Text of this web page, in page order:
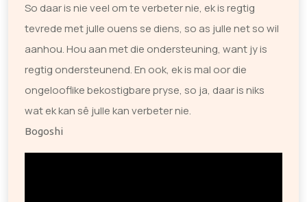
So daar is nie veel om te verbeter nie, ek is regtig
tevrede met julle ouens se diens, so as julle net so wil
aanhou. Hou aan met die ondersteuning, want jy is
regtig ondersteunend. En ook, ek is mal oor die
ongelooflike bekostigbare pryse, so ja, daar is niks
wat ek kan sê julle kan verbeter nie.
Bogoshi